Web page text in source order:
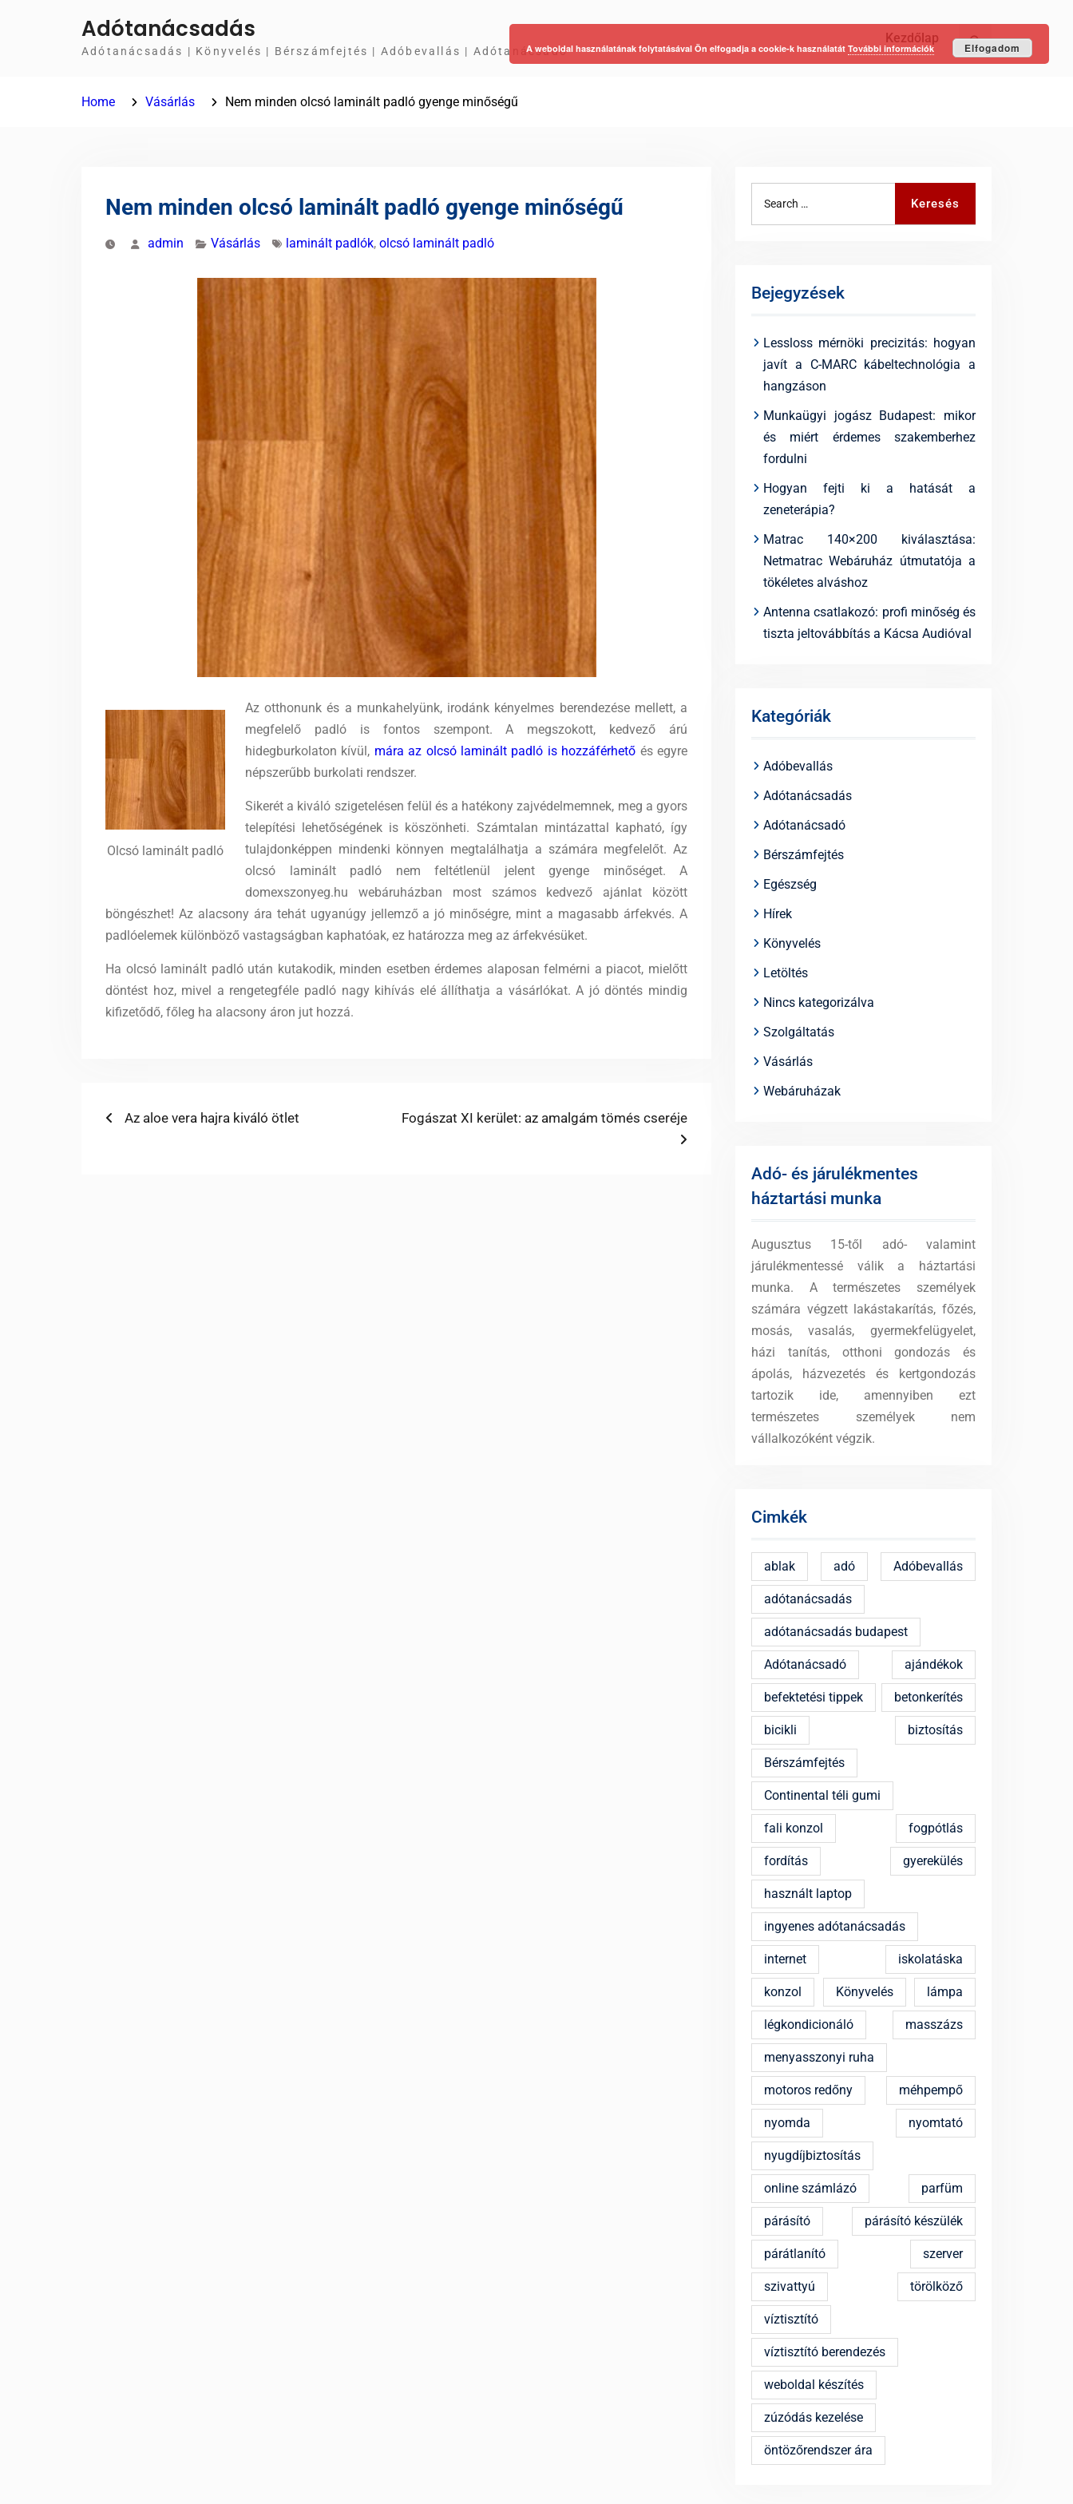
Adótanácsadás
Adótanácsadás | Könyvelés | Bérszámfejtés | Adóbevallás | Adótanácsadó
Kezdőlap Keresés
Home Vásárlás Nem minden olcsó laminált padló gyenge minőségű
Nem minden olcsó laminált padló gyenge minőségű
admin Vásárlás laminált padlók, olcsó laminált padló
Olcsó laminált padló
Az otthonunk és a munkahelyünk, irodánk kényelmes berendezése mellett, a
megfelelő padló is fontos szempont. A megszokott, kedvező árú
hidegburkolaton kívül, mára az olcsó laminált padló is hozzáférhető és egyre
népszerűbb burkolati rendszer.
Sikerét a kiváló szigetelésen felül és a hatékony zajvédelmemnek, meg a gyors
telepítési lehetőségének is köszönheti. Számtalan mintázattal kapható, így
tulajdonképpen mindenki könnyen megtalálhatja a számára megfelelőt. Az
olcsó laminált padló nem feltétlenül jelent gyenge minőséget. A
domexszonyeg.hu webáruházban most számos kedvező ajánlat között
böngészhet! Az alacsony ára tehát ugyanúgy jellemző a jó minőségre, mint a magasabb árfekvés. A
padlóelemek különböző vastagságban kaphatóak, ez határozza meg az árfekvésüket.
Ha olcsó laminált padló után kutakodik, minden esetben érdemes alaposan felmérni a piacot, mielőtt
döntést hoz, mivel a rengetegféle padló nagy kihívás elé állíthatja a vásárlókat. A jó döntés mindig
kifizetődő, főleg ha alacsony áron jut hozzá.
Bejegyzés
Previous
Az aloe vera hajra kiváló ötlet
Next
Fogászat XI kerület: az amalgám tömés cseréje
Keresés
Bejegyzések
Lessloss mérnöki precizitás: hogyan
javít a C-MARC kábeltechnológia a
hangzáson
Munkaügyi jogász Budapest: mikor
és miért érdemes szakemberhez
fordulni
Hogyan fejti ki a hatását a
zeneterápia?
Matrac 140×200 kiválasztása:
Netmatrac Webáruház útmutatója a
tökéletes alváshoz
Antenna csatlakozó: profi minőség és
tiszta jeltovábbítás a Kácsa Audióval
Kategóriák
Adóbevallás
Adótanácsadás
Adótanácsadó
Bérszámfejtés
Egészség
Hírek
Könyvelés
Letöltés
Nincs kategorizálva
Szolgáltatás
Vásárlás
Webáruházak
Adó- és járulékmentes
háztartási munka
Augusztus 15-től adó- valamint
járulékmentessé válik a háztartási
munka. A természetes személyek
számára végzett lakástakarítás, főzés,
mosás, vasalás, gyermekfelügyelet,
házi tanítás, otthoni gondozás és
ápolás, házvezetés és kertgondozás
tartozik ide, amennyiben ezt
természetes személyek nem
vállalkozóként végzik.
Cimkék
ablak adó Adóbevallás
adótanácsadás
adótanácsadás budapest
Adótanácsadó ajándékok
befektetési tippek betonkerítés
bicikli biztosítás
Bérszámfejtés
Continental téli gumi
fali konzol fogpótlás
fordítás gyerekülés
használt laptop
ingyenes adótanácsadás
internet iskolatáska
konzol Könyvelés lámpa
légkondicionáló masszázs
menyasszonyi ruha
motoros redőny méhpempő
nyomda nyomtató
nyugdíjbiztosítás
online számlázó parfüm
párásító párásító készülék
párátlanító szerver
szivattyú törölköző
víztisztító
víztisztító berendezés
weboldal készítés
zúzódás kezelése
öntözőrendszer ára
A weboldal használatának folytatásával Ön elfogadja a cookie-k használatát További információk Elfogadom